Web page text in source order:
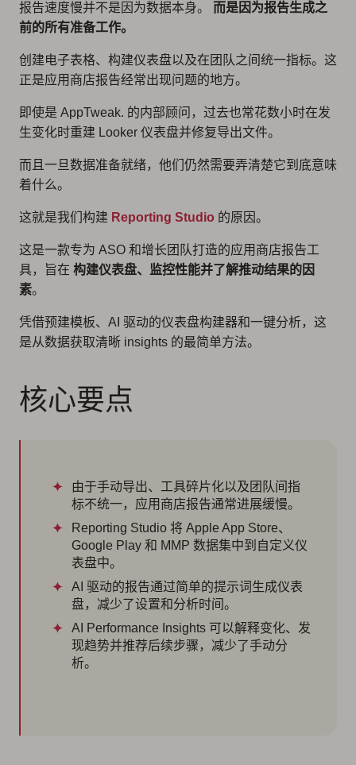
报告速度慢并不是因为数据本身。 而是因为报告生成之
前的所有准备工作。
创建电子表格、构建仪表盘以及在团队之间统一指标。这
正是应用商店报告经常出现问题的地方。
即使是 AppTweak. 的内部顾问，过去也常花数小时在发
生变化时重建 Looker 仪表盘并修复导出文件。
而且一旦数据准备就绪，他们仍然需要弄清楚它到底意味
着什么。
这就是我们构建 Reporting Studio 的原因。
这是一款专为 ASO 和增长团队打造的应用商店报告工
具，旨在 构建仪表盘、监控性能并了解推动结果的因
素。
凭借预建模板、AI 驱动的仪表盘构建器和一键分析，这
是从数据获取清晰 insights 的最简单方法。
核心要点
由于手动导出、工具碎片化以及团队间指
标不统一，应用商店报告通常进展缓慢。
Reporting Studio 将 Apple App Store、
Google Play 和 MMP 数据集中到自定义仪
表盘中。
AI 驱动的报告通过简单的提示词生成仪表
盘，减少了设置和分析时间。
AI Performance Insights 可以解释变化、发
现趋势并推荐后续步骤，减少了手动分
析。